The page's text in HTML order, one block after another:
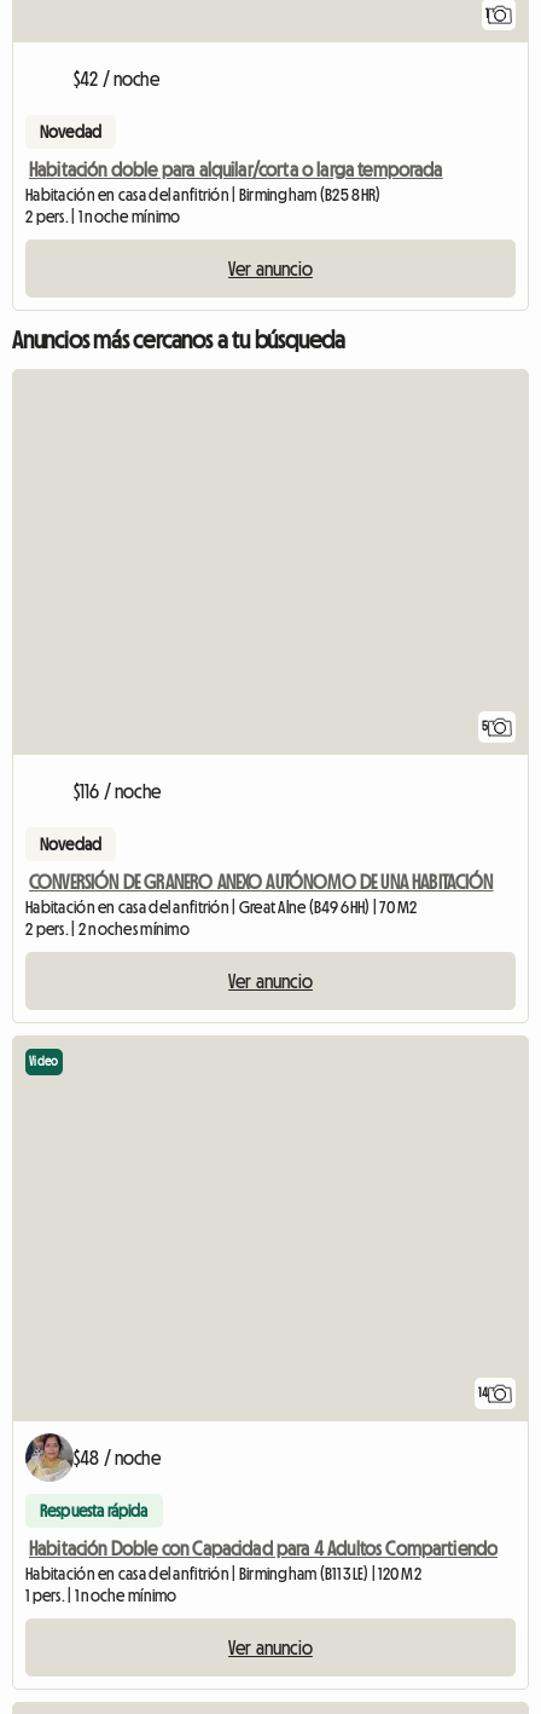
1
$42 / noche
Novedad
Habitación doble para alquilar/corta o larga temporada
Habitación en casa del anfitrión | Birmingham (B25 8HR)
2 pers. | 1 noche mínimo
Ver anuncio
Anuncios más cercanos a tu búsqueda
5
$116 / noche
Novedad
CONVERSIÓN DE GRANERO ANEXO AUTÓNOMO DE UNA HABITACIÓN
Habitación en casa del anfitrión | Great Alne (B49 6HH) | 70 M2
2 pers. | 2 noches mínimo
Ver anuncio
14
Video
$48 / noche
Respuesta rápida
Habitación Doble con Capacidad para 4 Adultos Compartiendo
Habitación en casa del anfitrión | Birmingham (B11 3LE) | 120 M2
1 pers. | 1 noche mínimo
Ver anuncio